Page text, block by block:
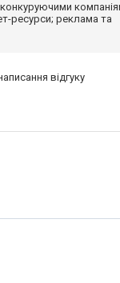
ресурси; реклама та
відгуку